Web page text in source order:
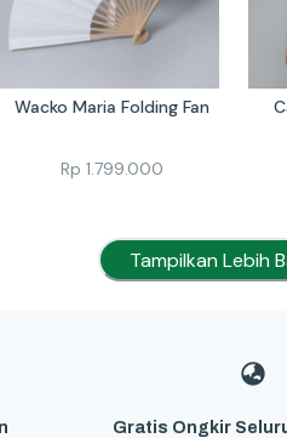
Wacko Maria Folding Fan
Rp 1.799.000
Tampilkan Lebih
Gratis Ongkir